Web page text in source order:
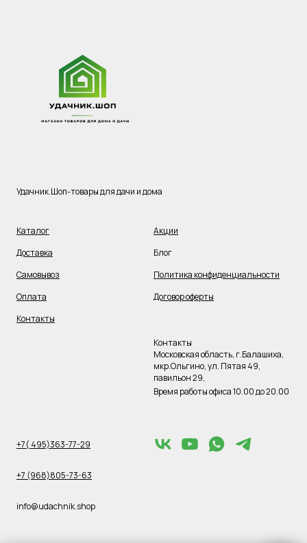
Удачник.Шоп-товары для дачи и дома
Каталог
Доставка
Самовывоз
Оплата
Контакты
Акции
Блог
Политика конфиденциальности
Договор оферты
Контакты
Московская область, г.Балашиха,
мкр.Ольгино, ул. Пятая 49,
павильон 29,
Время работы офиса 10.00 до 20.00
+7( 495)363-77-29
+7 (968)805-73-63
info@udachnik.shop